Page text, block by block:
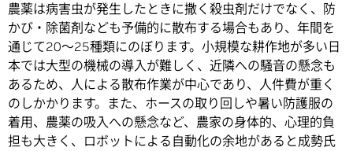
農薬は病害虫が発生したときに撒く殺虫剤だけでなく、防
かび・除菌剤なども予備的に散布する場合もあり、年間を
通じて20～25種類にのぼります。小規模な耕作地が多い日
本では大型の機械の導入が難しく、近隣への騒音の懸念も
あるため、人による散布作業が中心であり、人件費が重く
のしかかります。また、ホースの取り回しや暑い防護服の
着用、農薬の吸入への懸念など、農家の身体的、心理的負
担も大きく、ロボットによる自動化の余地があると成勢氏